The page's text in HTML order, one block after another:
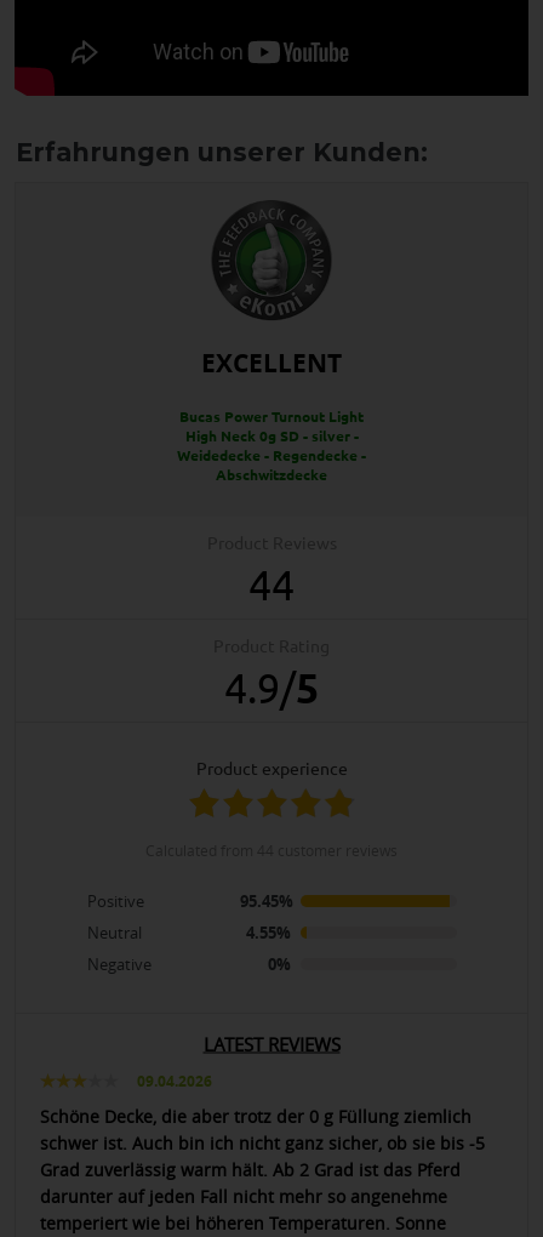
EXCELLENT
Bucas Power Turnout Light
High Neck 0g SD - silver -
Weidedecke - Regendecke -
Abschwitzdecke
44
4.9/5
product experience
Positive
95.45%
Neutral
4.55%
Negative
0%
LATEST REVIEWS
09.04.2026
Schöne Decke, die aber trotz der 0 g Füllung ziemlich
schwer ist. Auch bin ich nicht ganz sicher, ob sie bis -5
Grad zuverlässig warm hält. Ab 2 Grad ist das Pferd
darunter auf jeden Fall nicht mehr so angenehme
temperiert wie bei höheren Temperaturen. Sonne